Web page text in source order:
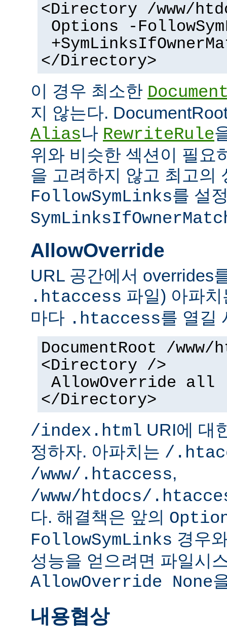
<Directory /www/
Options -
</Directory>
이 경우 최소한
지 않는다.
Alias나 RewriteRule
위와 비슷한 섹션이 필요
을 고려하지 않고 최고의
FollowSymLinks를 설
AllowOverride
URL 공간에서 overrides
.htaccess 파일) 아파
마다 .htaccess를 열길
DocumentRoot /www/
<Directory />
AllowOverride all
</Directory>
/index.html URI에 대
정하자. 아파치는 /
/www/.htaccess,
/www/htdocs/
다. 해결책은 앞의
FollowSymLinks 경우
성능을 얻으려면 파일시
AllowOverride None
내용협상